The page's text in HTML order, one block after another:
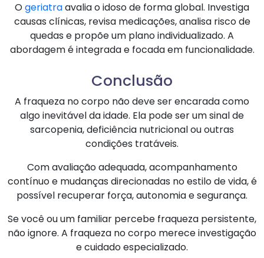
Ogeriatraavalia o idoso de forma global. Investiga
causas clínicas, revisa medicações, analisa risco de
quedas e propõe um plano individualizado. A
abordagem é integrada e focada em funcionalidade.
Conclusão
A fraqueza no corpo não deve ser encarada como
algo inevitável da idade. Ela pode ser um sinal de
sarcopenia, deficiência nutricional ou outras
condições tratáveis.
Com avaliação adequada, acompanhamento
contínuo e mudanças direcionadas no estilo de vida, é
possível recuperar força, autonomia e segurança.
Se você ou um familiar percebe fraqueza persistente,
não ignore. A fraqueza no corpo merece investigação
e cuidado especializado.